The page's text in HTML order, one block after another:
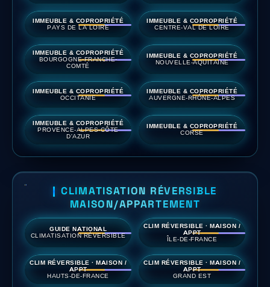
IMMEUBLE & COPROPRIÉTÉ
PAYS DE LA LOIRE
IMMEUBLE & COPROPRIÉTÉ
CENTRE-VAL DE LOIRE
IMMEUBLE & COPROPRIÉTÉ
BOURGOGNE-FRANCHE-
COMTÉ
IMMEUBLE & COPROPRIÉTÉ
NOUVELLE-AQUITAINE
IMMEUBLE & COPROPRIÉTÉ
OCCITANIE
IMMEUBLE & COPROPRIÉTÉ
AUVERGNE-RHÔNE-ALPES
IMMEUBLE & COPROPRIÉTÉ
PROVENCE-ALPES-CÔTE
D'AZUR
IMMEUBLE & COPROPRIÉTÉ
CORSE
CLIMATISATION RÉVERSIBLE
MAISON/APPARTEMENT
GUIDE NATIONAL
CLIMATISATION RÉVERSIBLE
CLIM RÉVERSIBLE · MAISON /
APPT
ÎLE-DE-FRANCE
CLIM RÉVERSIBLE · MAISON /
APPT
HAUTS-DE-FRANCE
CLIM RÉVERSIBLE · MAISON /
APPT
GRAND EST